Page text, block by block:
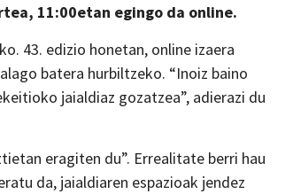
11:00etan egingo da online.
43. edizio honetan, online izaera
batera hurbiltzeko. “Inoiz baino
jaialdiaz gozatzea”, adierazi du
eragiten du”. Errealitate berri hau
da, jaialdiaren espazioak jendez